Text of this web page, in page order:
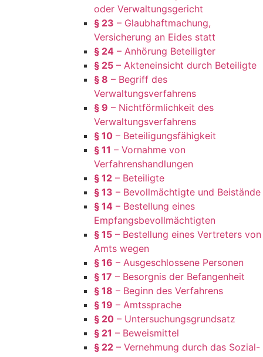
oder Verwaltungsgericht
§ 23 – Glaubhaftmachung,
Versicherung an Eides statt
§ 24 – Anhörung Beteiligter
§ 25 – Akteneinsicht durch Beteiligte
§ 8 – Begriff des
Verwaltungsverfahrens
§ 9 – Nichtförmlichkeit des
Verwaltungsverfahrens
§ 10 – Beteiligungsfähigkeit
§ 11 – Vornahme von
Verfahrenshandlungen
§ 12 – Beteiligte
§ 13 – Bevollmächtigte und Beistände
§ 14 – Bestellung eines
Empfangsbevollmächtigten
§ 15 – Bestellung eines Vertreters von
Amts wegen
§ 16 – Ausgeschlossene Personen
§ 17 – Besorgnis der Befangenheit
§ 18 – Beginn des Verfahrens
§ 19 – Amtssprache
§ 20 – Untersuchungsgrundsatz
§ 21 – Beweismittel
§ 22 – Vernehmung durch das Sozial-